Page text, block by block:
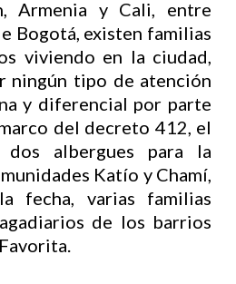
Armenia y Cali, entre
Bogotá, existen familias
viviendo en la ciudad,
ningún tipo de atención
y diferencial por parte
del decreto 412, el
albergues para la
Katío y Chamí,
fecha, varias familias
de los barrios